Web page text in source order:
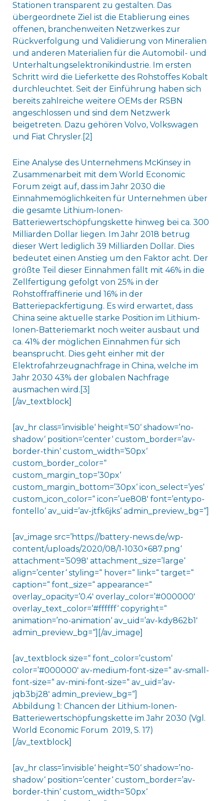
Stationen transparent zu gestalten. Das
übergeordnete Ziel ist die Etablierung eines
offenen, branchenweiten Netzwerkes zur
Rückverfolgung und Validierung von Mineralien
und anderen Materialien für die Automobil- und
Unterhaltungselektronikindustrie. Im ersten
Schritt wird die Lieferkette des Rohstoffes Kobalt
durchleuchtet. Seit der Einführung haben sich
bereits zahlreiche weitere OEMs der RSBN
angeschlossen und sind dem Netzwerk
beigetreten. Dazu gehören Volvo, Volkswagen
und Fiat Chrysler.[2]
Eine Analyse des Unternehmens McKinsey in
Zusammenarbeit mit dem World Economic
Forum zeigt auf, dass im Jahr 2030 die
Einnahmemöglichkeiten für Unternehmen über
die gesamte Lithium-Ionen-
Batteriewertschöpfungskette hinweg bei ca. 300
Milliarden Dollar liegen. Im Jahr 2018 betrug
dieser Wert lediglich 39 Milliarden Dollar. Dies
bedeutet einen Anstieg um den Faktor acht. Der
größte Teil dieser Einnahmen fällt mit 46% in die
Zellfertigung gefolgt von 25% in der
Rohstoffraffinerie und 16% in der
Batteriepackfertigung. Es wird erwartet, dass
China seine aktuelle starke Position im Lithium-
Ionen-Batteriemarkt noch weiter ausbaut und
ca. 41% der möglichen Einnahmen für sich
beansprucht. Dies geht einher mit der
Elektrofahrzeugnachfrage in China, welche im
Jahr 2030 43% der globalen Nachfrage
ausmachen wird.[3]
[/av_textblock]
[av_hr class=’invisible‘ height=’50‘ shadow=’no-
shadow‘ position=’center‘ custom_border=’av-
border-thin‘ custom_width=’50px‘
custom_border_color=“
custom_margin_top=’30px‘
custom_margin_bottom=’30px‘ icon_select=’yes‘
custom_icon_color=“ icon=’ue808′ font=’entypo-
fontello‘ av_uid=’av-jtfk6jks‘ admin_preview_bg=“]
[av_image src=’https://battery-news.de/wp-
content/uploads/2020/08/1-1030×687.png‘
attachment=’5098′ attachment_size=’large‘
align=’center‘ styling=“ hover=“ link=“ target=“
caption=“ font_size=“ appearance=“
overlay_opacity=’0.4′ overlay_color=’#000000′
overlay_text_color=’#ffffff‘ copyright=“
animation=’no-animation‘ av_uid=’av-kdy862b1′
admin_preview_bg=“][/av_image]
[av_textblock size=“ font_color=’custom‘
color=’#000000′ av-medium-font-size=“ av-small-
font-size=“ av-mini-font-size=“ av_uid=’av-
jqb3bj28′ admin_preview_bg=“]
Abbildung 1: Chancen der Lithium-Ionen-
Batteriewertschöpfungskette im Jahr 2030 (Vgl.
World Economic Forum 2019, S. 17)
[/av_textblock]
[av_hr class=’invisible‘ height=’50‘ shadow=’no-
shadow‘ position=’center‘ custom_border=’av-
border-thin‘ custom_width=’50px‘